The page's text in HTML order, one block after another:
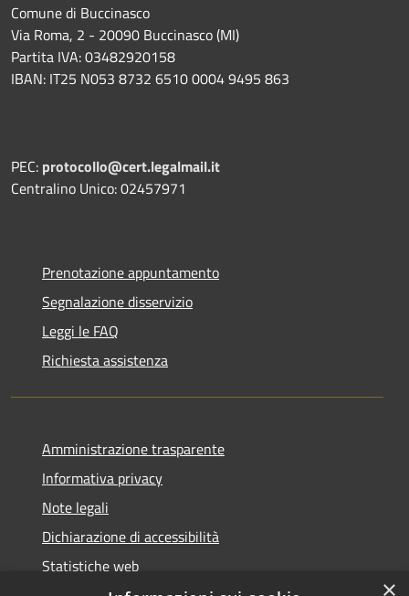
Comune di Buccinasco
Via Roma, 2 - 20090 Buccinasco (MI)
Partita IVA: 03482920158
IBAN: IT25 N053 8732 6510 0004 9495 863
PEC: protocollo@cert.legalmail.it
Centralino Unico: 02457971
Prenotazione appuntamento
Segnalazione disservizio
Leggi le FAQ
Richiesta assistenza
Amministrazione trasparente
Informativa privacy
Note legali
Dichiarazione di accessibilità
Statistiche web
×